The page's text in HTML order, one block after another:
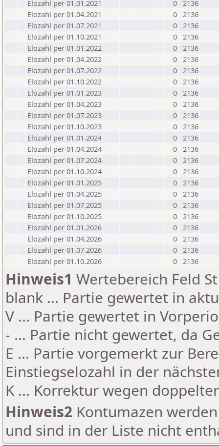
Elozahl per 01.01.2021
0 2136
Elozahl per 01.04.2021
0 2136
Elozahl per 01.07.2021
0 2136
Elozahl per 01.10.2021
0 2136
Elozahl per 01.01.2022
0 2136
Elozahl per 01.04.2022
0 2136
Elozahl per 01.07.2022
0 2136
Elozahl per 01.10.2022
0 2136
Elozahl per 01.01.2023
0 2136
Elozahl per 01.04.2023
0 2136
Elozahl per 01.07.2023
0 2136
Elozahl per 01.10.2023
0 2136
Elozahl per 01.01.2024
0 2136
Elozahl per 01.04.2024
0 2136
Elozahl per 01.07.2024
0 2136
Elozahl per 01.10.2024
0 2136
Elozahl per 01.01.2025
0 2136
Elozahl per 01.04.2025
0 2136
Elozahl per 01.07.2025
0 2136
Elozahl per 01.10.2025
0 2136
Elozahl per 01.01.2026
0 2136
Elozahl per 01.04.2026
0 2136
Elozahl per 01.07.2026
0 2136
Elozahl per 01.10.2026
0 2136
Hinweis1 Wertebereich Feld
blank ... Partie gewertet in
V ... Partie gewertet in
- ... Partie nicht gewertet, da
E ... Partie vorgemerkt zur
Einstiegselozahl in der
K ... Korrektur wegen
Hinweis2 Kontumazen
und sind in der Liste nicht